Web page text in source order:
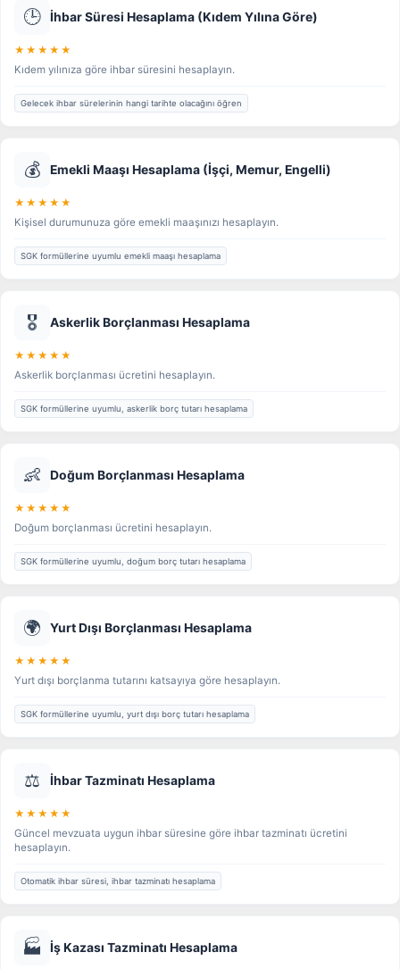
🕒 İhbar Süresi Hesaplama (Kıdem Yılına Göre)
★★★★★
Kıdem yılınıza göre ihbar süresini hesaplayın.
Gelecek ihbar sürelerinin hangi tarihte olacağını öğren
💰 Emekli Maaşı Hesaplama (İşçi, Memur, Engelli)
★★★★★
Kişisel durumunuza göre emekli maaşınızı hesaplayın.
SGK formüllerine uyumlu emekli maaşı hesaplama
🎖️ Askerlik Borçlanması Hesaplama
★★★★★
Askerlik borçlanması ücretini hesaplayın.
SGK formüllerine uyumlu, askerlik borç tutarı hesaplama
👶 Doğum Borçlanması Hesaplama
★★★★★
Doğum borçlanması ücretini hesaplayın.
SGK formüllerine uyumlu, doğum borç tutarı hesaplama
🌍 Yurt Dışı Borçlanması Hesaplama
★★★★★
Yurt dışı borçlanma tutarını katsayıya göre hesaplayın.
SGK formüllerine uyumlu, yurt dışı borç tutarı hesaplama
⚖️ İhbar Tazminatı Hesaplama
★★★★★
Güncel mevzuata uygun ihbar süresine göre ihbar tazminatı ücretini
hesaplayın.
Otomatik ihbar süresi, ihbar tazminatı hesaplama
🏭 İş Kazası Tazminatı Hesaplama